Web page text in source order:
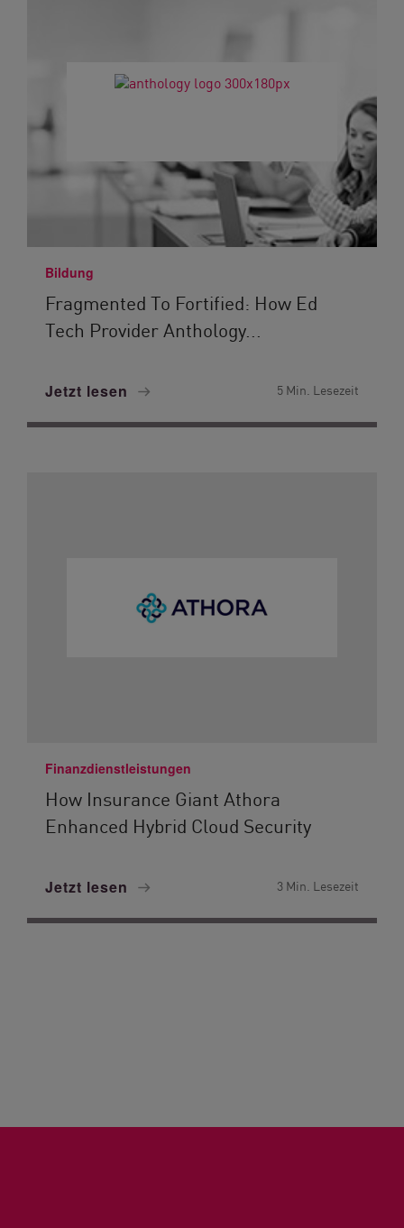
Bildung
Fragmented To Fortified: How Ed
Tech Provider Anthology...
Jetzt lesen 5 Min. Lesezeit
Finanzdienstleistungen
How Insurance Giant Athora
Enhanced Hybrid Cloud Security
Jetzt lesen 3 Min. Lesezeit